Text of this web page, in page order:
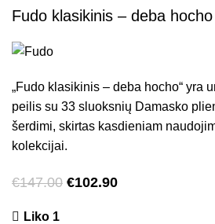
Fudo klasikinis – deba hocho
„Fudo klasikinis – deba hocho“ yra
peilis su 33 sluoksnių Damasko
šerdimi, skirtas kasdieniam
kolekcijai.
€147.00 €102.90
Liko 1